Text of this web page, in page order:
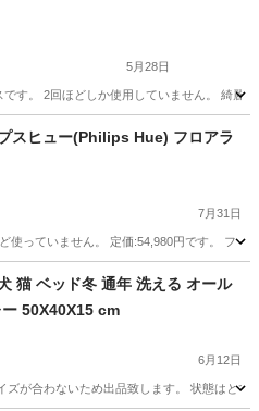
5月28日
す。 2回ほどしか使用していません。 綺麗
スヒュー(Philips Hue) フロアラ
7月31日
使っていません。 定価:54,980円です。 フ
ジェクター、ホームシアター
猫 ベッド冬 通年 洗える オール
50X40X15 cm
6月12日
ズが合わないため出品致します。 状態はと